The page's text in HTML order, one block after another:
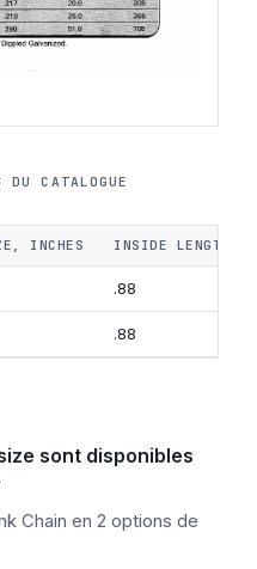
CATALOGUE
INCHES INSIDE LENGTH,
.88
.88
sont disponibles
Chain en 2 options de